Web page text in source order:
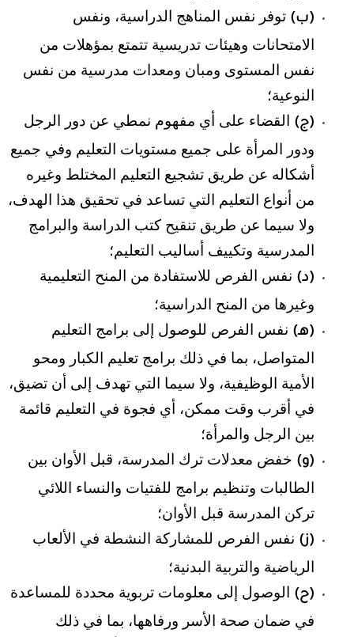
(ب) توفر نفس المناهج الدراسية، ونفس
الامتحانات وهيئات تدريسية تتمتع بمؤهلات من
نفس المستوى ومبان ومعدات مدرسية من نفس
النوعية؛
(ج)
القضاء على أي مفهوم نمطي عن دور الرجل
ودور المرأة على جميع مستويات التعليم وفي جميع
أشكاله عن طريق تشجيع التعليم المختلط وغيره
من أنواع التعليم التي تساعد في تحقيق هذا الهدف،
ولا سيما عن طريق تنقيح كتب الدراسة والبرامج
المدرسية وتكييف أساليب التعليم؛
(د) نفس الفرص للاستفادة من المنح التعليمية
وغيرها من المنح الدراسية؛
(هـ) نفس الفرص للوصول إلى برامج التعليم
المتواصل، بما في ذلك برامج تعليم الكبار ومحو
الأمية الوظيفية، ولا سيما التي تهدف إلى أن تضيق،
في أقرب وقت ممكن، أي فجوة في التعليم قائمة
بين الرجل والمرأة؛
(و) خفض معدلات ترك المدرسة، قبل الأوان بين
الطالبات وتنظيم برامج للفتيات والنساء اللائي
تركن المدرسة قبل الأوان؛
(ز) نفس الفرص للمشاركة النشطة في الألعاب
الرياضية والتربية البدنية؛
(ح)
الوصول إلى معلومات تربوية محددة للمساعدة
في ضمان صحة الأسر ورفاهها، بما في ذلك